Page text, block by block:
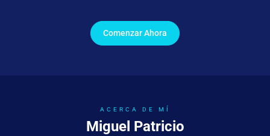
Comenzar Ahora
ACERCA DE MÍ
Miguel Patricio